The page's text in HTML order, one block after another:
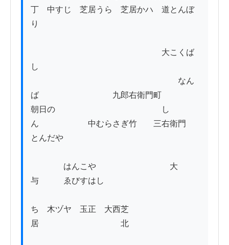
丁　中すじ　芝居うら　芝居かハ　道とんぼ
り
大こくば
し
なん
ば　　　　　　　　　九郎右衛門町
朝日の　　　　　　　　　　　　　し
ん　　　　　　中むらさぎ竹　　三右衛門
とんだや
はんこや　　　　　　　　　大
与　　　ゑびすはし
ち　木ヅヤ　玉正　大西芝
居　　　　　　　　　　北